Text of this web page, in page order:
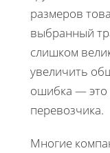
размеров
выбранный
слишком
увеличить
ошибка — это
перевозчика.
Многие